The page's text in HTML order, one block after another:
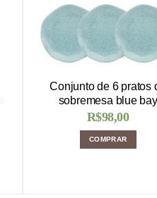
Conjunto de 6 pratos
sobremesa blue bay
R$98,00
COMPRAR